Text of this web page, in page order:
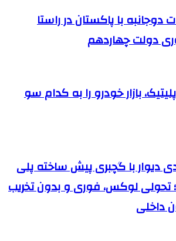
دوجانبه با پاکستان در راستا
دولت چهاردهم
بازار خودرو را به کدام سو
دیوار با گچبری پیش ساخته پلی
تحولی لوکس، فوری و بدون تخریب
داخلی